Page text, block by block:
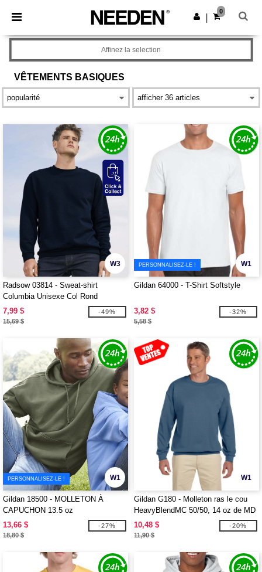
× Appli Needen
Meilleurs prix sur l’app !
Obtenir l'appli
0
VÊTEMENTS BASIQUES
Affinez la selection
W3
Radsow 03814 - Sweat-shirt
Columbia Unisexe Col Rond
7,99 $
15,69 $
-49%
W1
PERSONNALISEZ-LE !
Gildan 64000 - T-Shirt Softstyle
3,82 $
5,58 $
-32%
W1
PERSONNALISEZ-LE !
Gildan 18500 - MOLLETON À
CAPUCHON 13.5 oz
13,66 $
18,80 $
-27%
W1
Gildan G180 - Molleton ras le cou
HeavyBlendMC 50/50, 14 oz de MD
(18000)
10,48 $
11,90 $
-20%